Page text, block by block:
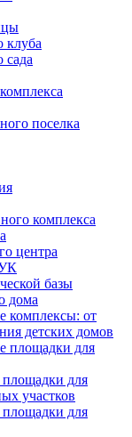
клуба
сада
поселка
комплекса
центра
базы
дома
комплексы: от
детских домов
площадки для
для
участков
для